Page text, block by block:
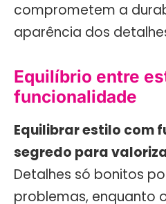
comprometem a
aparência dos
Equilíbrio entre
funcionalidade
Equilibrar estilo com
segredo para
Detalhes só bonitos
problemas, enquanto